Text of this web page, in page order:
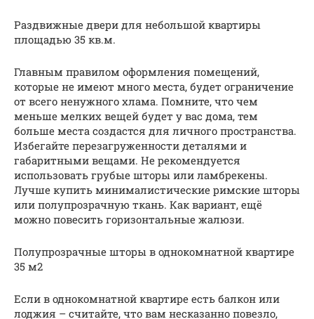
Раздвижные двери для небольшой квартиры
площадью 35 кв.м.
Главным правилом оформления помещений,
которые не имеют много места, будет ограничение
от всего ненужного хлама. Помните, что чем
меньше мелких вещей будет у вас дома, тем
больше места создастся для личного пространства.
Избегайте перезагруженности деталями и
габаритными вещами. Не рекомендуется
использовать грубые шторы или ламбрекены.
Лучше купить минималистические римские шторы
или полупрозрачную ткань. Как вариант, ещё
можно повесить горизонтальные жалюзи.
Полупрозрачные шторы в однокомнатной квартире
35 м2
Если в однокомнатной квартире есть балкон или
лоджия – считайте, что вам несказанно повезло,